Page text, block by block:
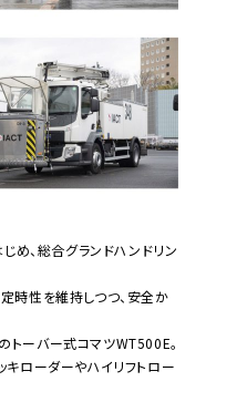
め、総合グランドハンドリン
時性を維持しつつ、安全か
トーバー式コマツWT500E。
キローダーやハイリフトロー